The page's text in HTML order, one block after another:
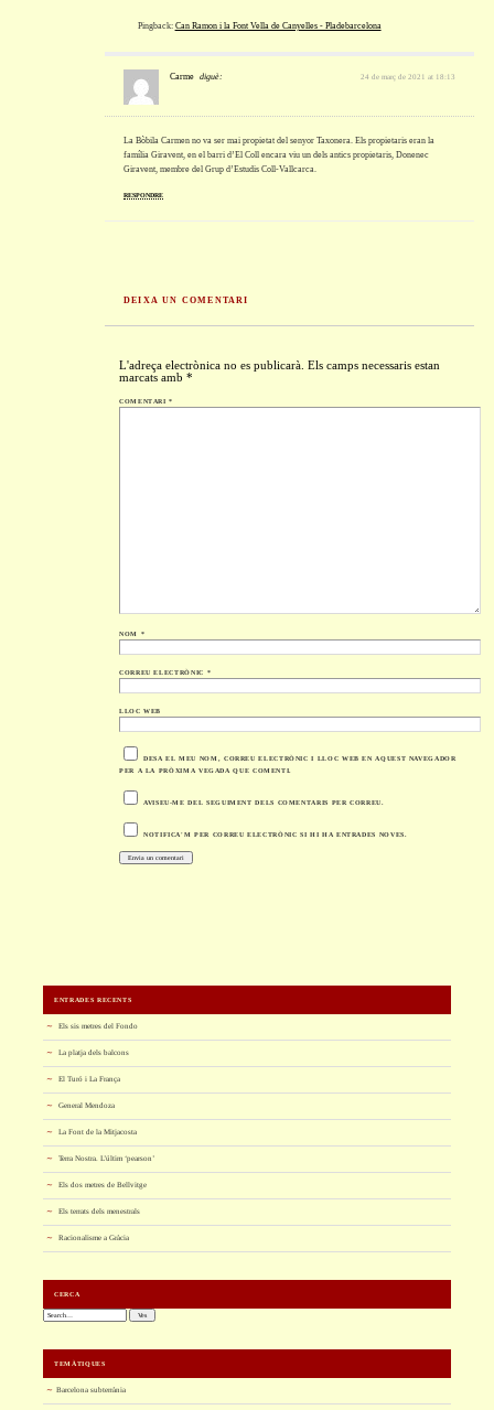
Pingback: Can Ramon i la Font Vella de Canyelles - Pladebarcelona
Carme diguè: 24 de març de 2021 at 18:13
La Bòbila Carmen no va ser mai propietat del senyor Taxonera. Els propietaris eran la
família Giravent, en el barri d’El Coll encara viu un dels antics propietaris, Donenec
Giravent, membre del Grup d’Estudis Coll-Vallcarca.
RESPONDRE
DEIXA UN COMENTARI
L'adreça electrònica no es publicarà. Els camps necessaris estan
marcats amb *
COMENTARI*
NOM *
CORREU ELECTRÒNIC *
LLOC WEB
DESA EL MEU NOM, CORREU ELECTRÒNIC I LLOC WEB EN AQUEST NAVEGADOR
PER A LA PRÒXIMA VEGADA QUE COMENTI.
AVISEU-ME DEL SEGUIMENT DELS COMENTARIS PER CORREU.
NOTIFICA'M PER CORREU ELECTRÒNIC SI HI HA ENTRADES NOVES.
ENTRADES RECENTS
Els sis metres del Fondo
La platja dels balcons
El Turó i La França
General Mendoza
La Font de la Mitjacosta
Terra Nostra. L’últim ‘pearson’
Els dos metres de Bellvitge
Els terrats dels menestrals
Racionalisme a Gràcia
CERCA
Cerca:
TEMÀTIQUES
Barcelona subterrània